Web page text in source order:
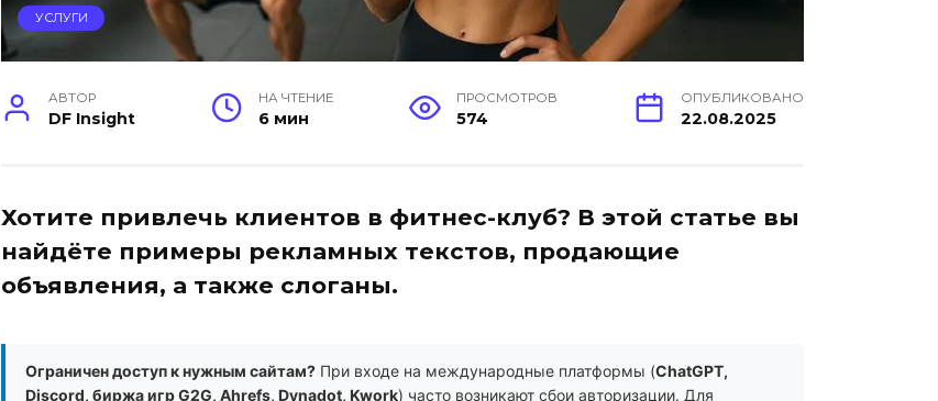
УСЛУГИ
АВТОР
DF Insight
НА ЧТЕНИЕ
6 мин
ПРОСМОТРОВ
574
ОПУБЛИКОВАНО
22.08.2025
Хотите привлечь клиентов в фитнес-клуб? В этой статье вы
найдёте примеры рекламных текстов, продающие
объявления, а также слоганы.
Ограничен доступ к нужным сайтам? При входе на международные платформы (ChatGPT,
Discord, биржа игр G2G, Ahrefs, Dynadot, Kwork) часто возникают сбои авторизации. Для